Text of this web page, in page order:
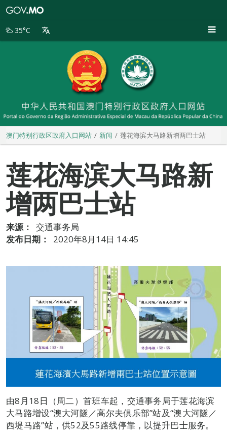
别
35°C
澳门特别行政区政府入口网站 新闻 莲花海滨大马路新增两巴士站
莲花海滨大马路新
增两巴士站
来源：
交通事务局
发布日期：
2020年8月14日 14:45
由8月18日（周二）首班车起，交通事务局于莲花海滨
大马路增设“澳大河隧／高尔夫俱乐部”站及“澳大河隧／
西堤马路”站，供52及55路线停靠，以提升巴士服务。